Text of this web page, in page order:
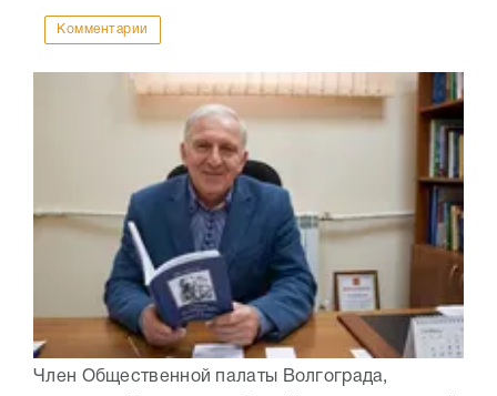
Комментарии
Член Общественной палаты Волгограда,